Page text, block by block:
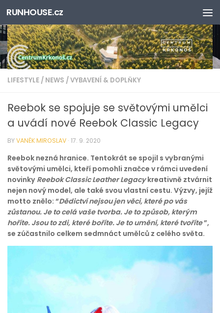
Skip to content
RUNHOUSE.cz
LIFESTYLE / NEWS /VYBAVENÍ & DOPLŇKY
Reebok se spojuje se světovými umělci
a uvádí nové Reebok Classic Legacy
BYVANĚK MIROSLAV · 17. 9. 2020
Reebok nezná hranice. Tentokrát se spojil s vybranými
světovými umělci, kteří pomohli značce v rámci uvedení
novinky Reebok Classic Leather Legacykreativně ztvárnit
nejen nový model, ale také svou vlastní cestu. Výzvy, jejíž
motto znělo: “Dědictví nejsou jen věci, které po vás
zůstanou. Je to celá vaše tvorba. Je to způsob, kterým
hoříte. Jsou to zdi, které boříte. Je to umění, které tvoříte”,
se zúčastnilo celkem sedmnáct umělců z celého světa.